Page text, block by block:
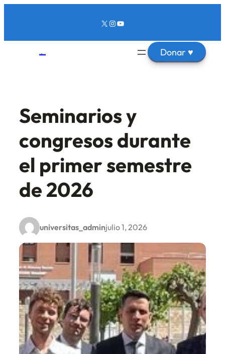
X Instagram YouTube
Donar ♥
Seminarios y
congresos durante
el primer semestre
de 2026
universitas_adminjulio 1, 2026